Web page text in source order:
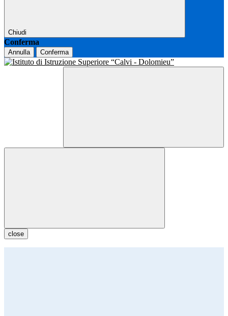
Chiudi
Conferma
Annulla Conferma
close